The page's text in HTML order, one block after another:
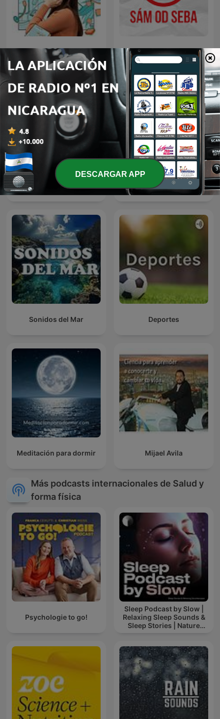
小野あつこのこここここ Sám od Seba
Jaula de Pájaro Medical Matters
Sonidos del Mar Deportes
Meditación para dormir Mijael Avila
Más podcasts internacionales de Salud y
forma física
Psychologie to go!
Sleep Podcast by Slow |
Relaxing Sleep Sounds &
Sleep Stories | Nature
DESCARGAR APP